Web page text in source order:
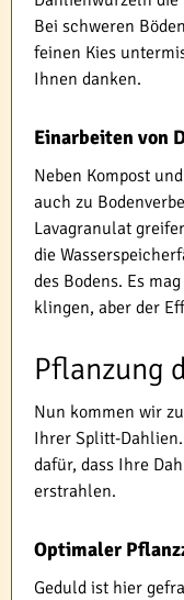
Bei schweren
feinen Kies
Ihnen danken.
Einarbeiten von
Neben Kompost
auch zu
Lavagranulat
die
des Bodens. Es
klingen, aber der
Pflanzung
Nun kommen wir
Ihrer Splitt-
dafür, dass Ihre
erstrahlen.
Optimaler
Geduld ist hier